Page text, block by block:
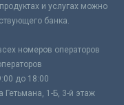
и услугах можно
банка.
номеров операторов
до 18:00
1-Б, 3-й этаж